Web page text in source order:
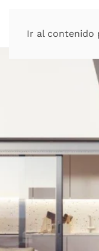
Ir al contenido